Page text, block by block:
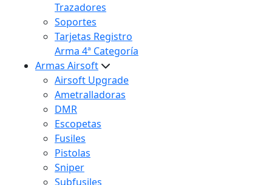
Trazadores
Soportes
Tarjetas Registro
Arma 4ª Categoría
Armas Airsoft
Airsoft Upgrade
Ametralladoras
DMR
Escopetas
Fusiles
Pistolas
Sniper
Subfusiles